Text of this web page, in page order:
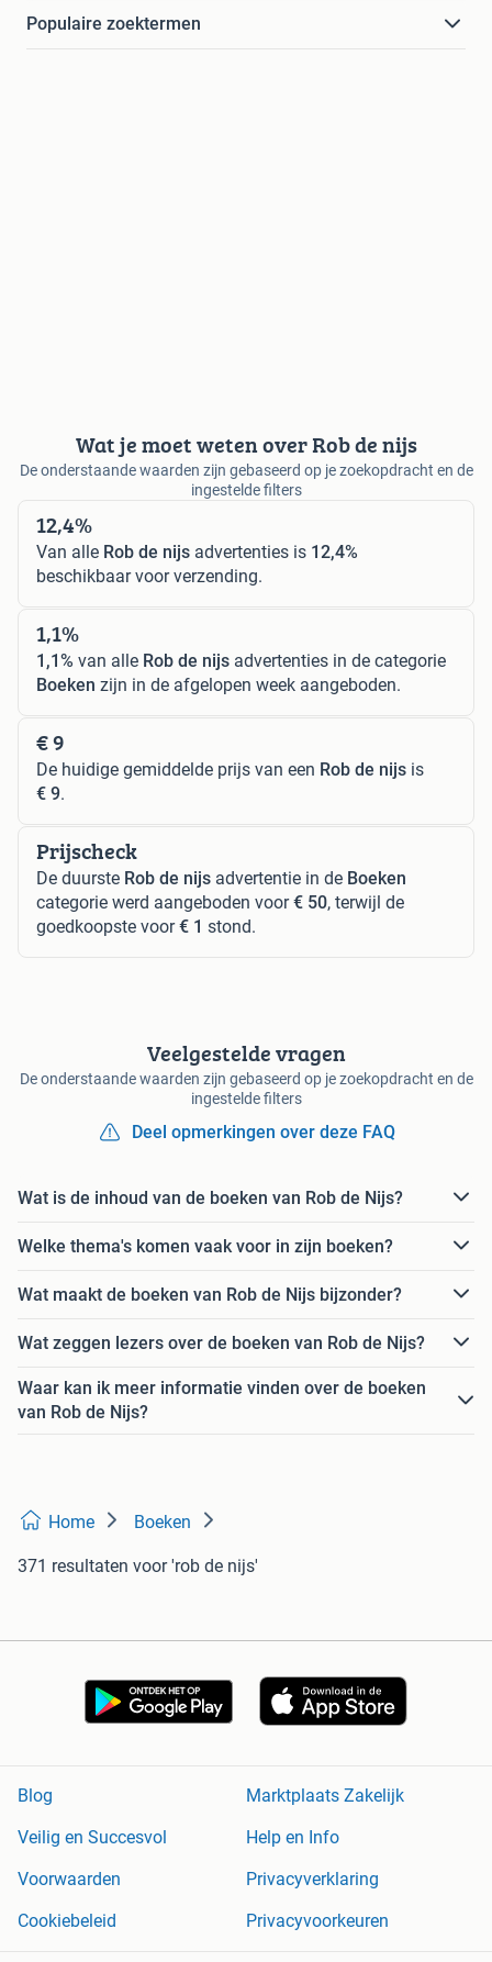
Populaire zoektermen
Wat je moet weten over Rob de nijs
De onderstaande waarden zijn gebaseerd op je zoekopdracht en de
ingestelde filters
12,4%
Van alle Rob de nijs advertenties is 12,4%
beschikbaar voor verzending.
1,1%
1,1% van alle Rob de nijs advertenties in de categorie
Boeken zijn in de afgelopen week aangeboden.
€ 9
De huidige gemiddelde prijs van een Rob de nijs is
€ 9.
Prijscheck
De duurste Rob de nijs advertentie in de Boeken
categorie werd aangeboden voor€ 50, terwijl de
goedkoopste voor€ 1 stond.
Veelgestelde vragen
De onderstaande waarden zijn gebaseerd op je zoekopdracht en de
ingestelde filters
Deel opmerkingen over deze FAQ
Wat is de inhoud van de boeken van Rob de Nijs?
Welke thema's komen vaak voor in zijn boeken?
Wat maakt de boeken van Rob de Nijs bijzonder?
Wat zeggen lezers over de boeken van Rob de Nijs?
Waar kan ik meer informatie vinden over de boeken
van Rob de Nijs?
Home Boeken
371 resultaten voor 'rob de nijs'
Blog
Marktplaats Zakelijk
Veilig en Succesvol
Help en Info
Voorwaarden
Privacyverklaring
Cookiebeleid
Privacyvoorkeuren